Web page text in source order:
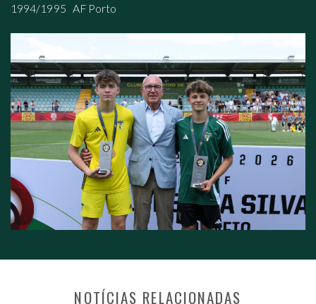
1994/1995 AF Porto
NOTÍCIAS RELACIONADAS